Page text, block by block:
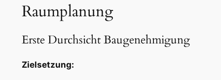
Raumplanung
Erste Durchsicht Baugenehmigung
Zielsetzung: